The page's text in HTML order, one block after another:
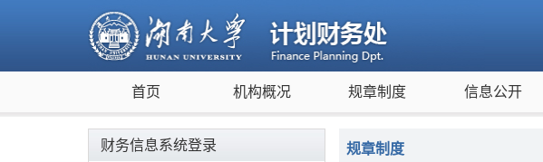
首页 机构概况 规章制度 信息公开
财务信息系统登录 规章制度